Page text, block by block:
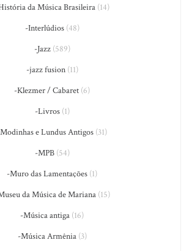
da Música Brasileira(14)
-Interlúdios(48)
-Jazz(589)
-jazz fusion(11)
-Klezmer / Cabaret (6)
-Livros(1)
e Lundus Antigos (31)
-MPB(54)
-Muro das Lamentações (1)
da Música de Mariana(15)
-Música antiga (16)
-Música Armênia(3)